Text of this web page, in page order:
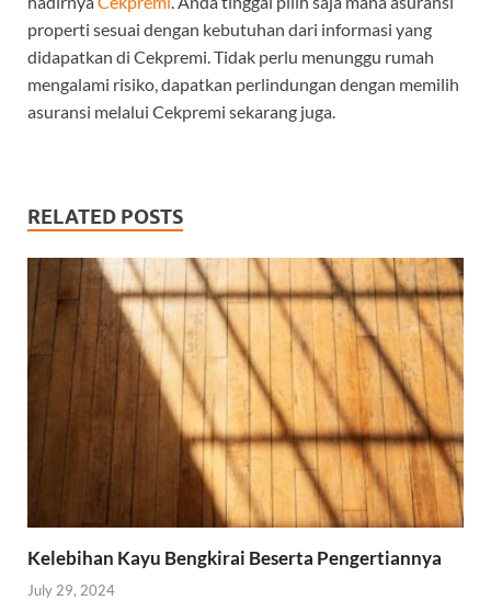
properti sesuai dengan kebutuhan dari informasi yang
didapatkan di Cekpremi. Tidak perlu menunggu rumah
mengalami risiko, dapatkan perlindungan dengan memilih
asuransi melalui Cekpremi sekarang juga.
RELATED POSTS
Kelebihan Kayu Bengkirai Beserta Pengertiannya
July 29, 2024